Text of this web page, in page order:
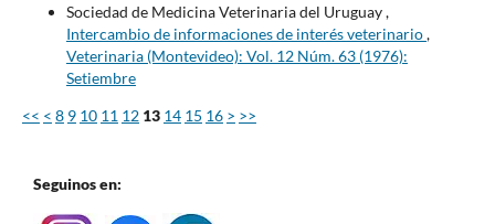
Sociedad de Medicina Veterinaria del Uruguay ,
Intercambio de informaciones de interés veterinario,
Veterinaria (Montevideo): Vol. 12 Núm. 63 (1976):
Setiembre
<< < 8 9 10 11 12 13 14 15 16 > >>
Seguinos en: